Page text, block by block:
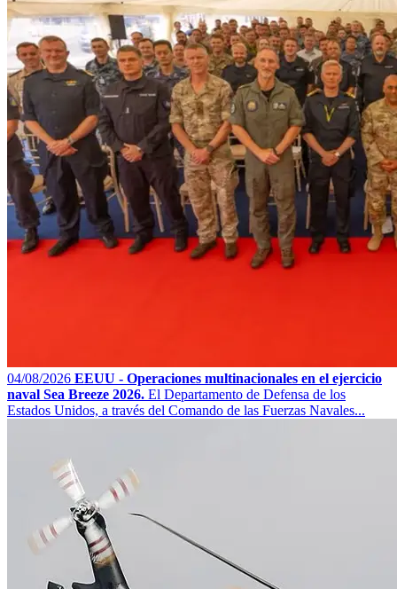
04/08/2026 EEUU - Operaciones multinacionales en el ejercicio
naval Sea Breeze 2026. El Departamento de Defensa de los
Estados Unidos, a través del Comando de las Fuerzas Navales...